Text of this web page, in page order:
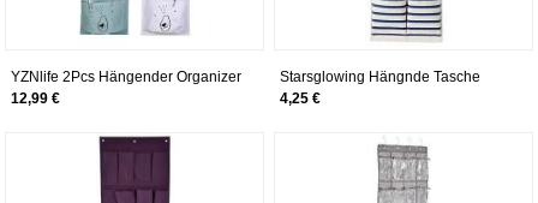
YZNlife 2Pcs Hängender Organizer
Wand Aufbewahrungstasche,
mit 3 Hängetasche, Türtasche
Hängeorganizer Wandorganizer für
Kinderzimmer Badezimmer
Schlafzimmer, Leinen
12,99 €
Starsglowing Hängnde Tasche
Aufbewahrungstasche Wand Tür
4,25 €